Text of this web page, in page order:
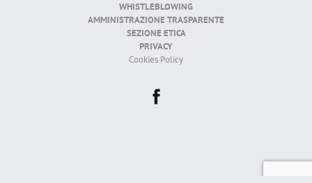
WHISTLEBLOWING
AMMINISTRAZIONE TRASPARENTE
SEZIONE ETICA
PRIVACY
Cookies Policy